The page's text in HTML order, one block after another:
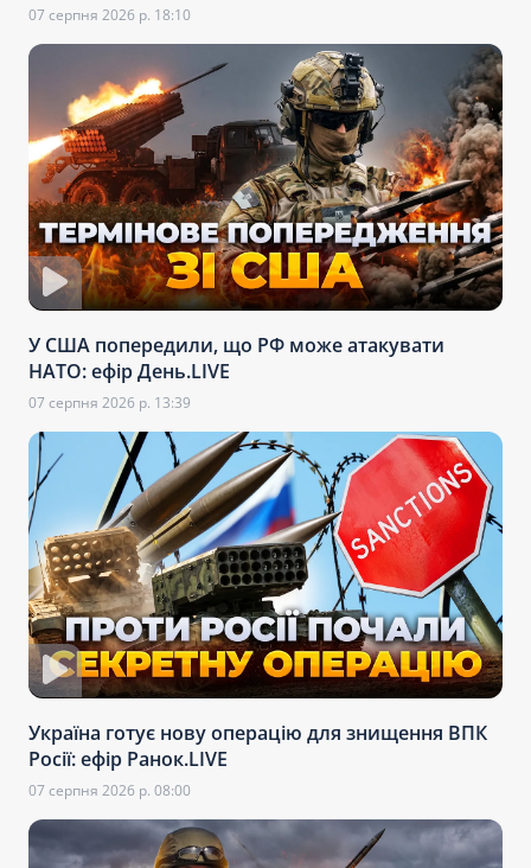
07 серпня 2026 р. 18:10
У США попередили, що РФ може атакувати
НАТО: ефір День.LIVE
07 серпня 2026 р. 13:39
Україна готує нову операцію для знищення ВПК
Росії: ефір Ранок.LIVE
07 серпня 2026 р. 08:00